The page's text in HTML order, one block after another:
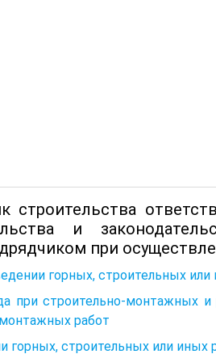
и
при
горных, строительных или
при строительно-монтажных
работ
горных, строительных или иных